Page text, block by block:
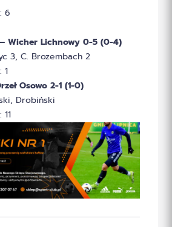
6
Wicher Lichnowy 0-5 (0-4)
3, C. Brozembach 2
1
Osowo 2-1 (1-0)
Drobiński